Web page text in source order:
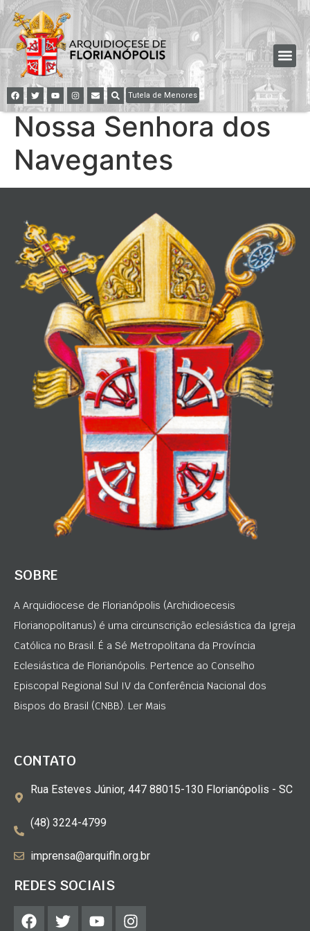
Tutela de Menores
Nossa Senhora dos
Navegantes
SOBRE
A Arquidiocese de Florianópolis (Archidioecesis
Florianopolitanus) é uma circunscrição eclesiástica da Igreja
Católica no Brasil. É a Sé Metropolitana da Província
Eclesiástica de Florianópolis. Pertence ao Conselho
Episcopal Regional Sul IV da Conferência Nacional dos
Bispos do Brasil (CNBB). Ler Mais
CONTATO
Rua Esteves Júnior, 447 88015-130 Florianópolis - SC
(48) 3224-4799
imprensa@arquifln.org.br
REDES SOCIAIS